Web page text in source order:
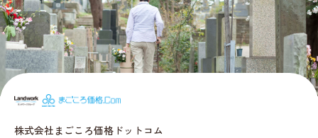
まごころ価格
株式会社まごころ価格ドットコム